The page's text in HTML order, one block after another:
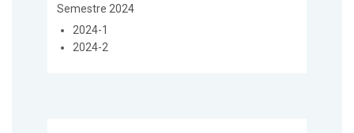
Semestre 2024
2024-1
2024-2